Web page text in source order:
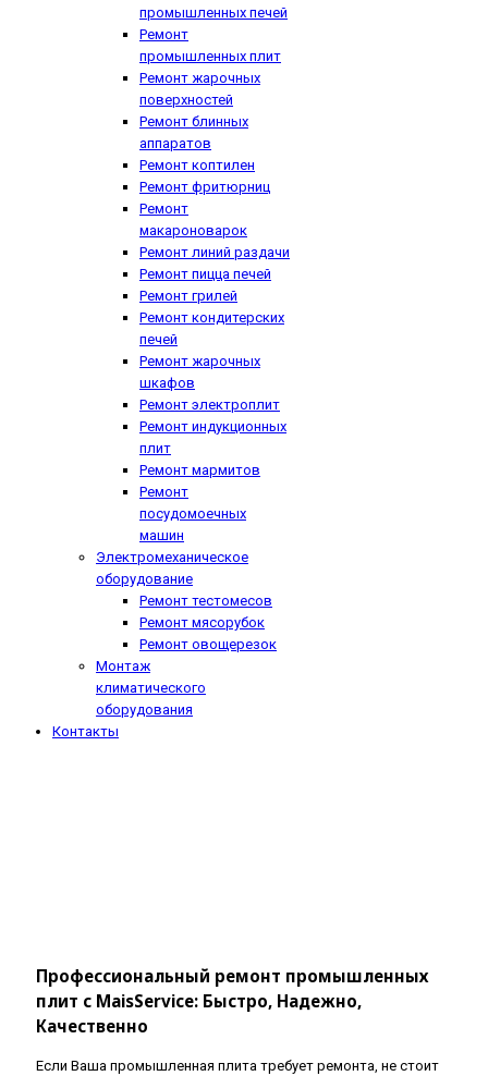
промышленных печей
Ремонт
промышленных плит
Ремонт жарочных
поверхностей
Ремонт блинных
аппаратов
Ремонт коптилен
Ремонт фритюрниц
Ремонт
макароноварок
Ремонт линий раздачи
Ремонт пицца печей
Ремонт грилей
Ремонт кондитерских
печей
Ремонт жарочных
шкафов
Ремонт электроплит
Ремонт индукционных
плит
Ремонт мармитов
Ремонт
посудомоечных
машин
Электромеханическое
оборудование
Ремонт тестомесов
Ремонт мясорубок
Ремонт овощерезок
Монтаж
климатического
оборудования
Контакты
Профессиональный ремонт промышленных
плит с MaisService: Быстро, Надежно,
Качественно
Если Ваша промышленная плита требует ремонта, не стоит